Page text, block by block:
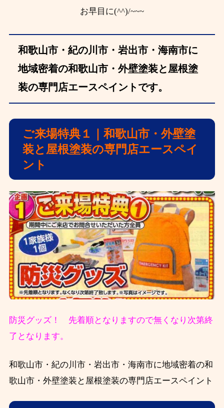
お早目に(^^)/~~~
和歌山市・紀の川市・岩出市・海南市に
地域密着の和歌山市・外壁塗装と屋根塗
装の専門店エースペイントです。
ご来場特典１｜和歌山市・外壁塗
装と屋根塗装の専門店エースペイ
ント
防災グッズ！ 先着順となりますので無くなり次第終
了となります。
和歌山市・紀の川市・岩出市・海南市に地域密着の和
歌山市・外壁塗装と屋根塗装の専門店エースペイント